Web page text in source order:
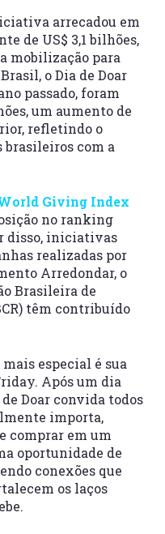
arrecadou em
de US$ 3,1 bilhões,
mobilização para
oDia de Doar
passado, foram
um aumento de
refletindo o
brasileiros com a
Giving Index
no ranking
disso, iniciativas
realizadas por
Arredondar, o
Brasileira de
têm contribuído
especial é sua
. Após um dia
Doarconvida todos
importa,
comprar em um
oportunidade de
conexões que
os laços